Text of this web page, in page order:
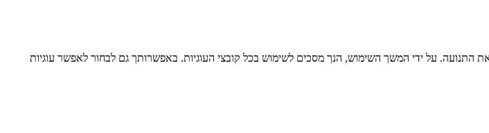
על ידי המשך השימוש, הנך מסכים לשימוש בכל קובצי העוגיות. באפשרותך גם לבחור לאפשר עוגיות